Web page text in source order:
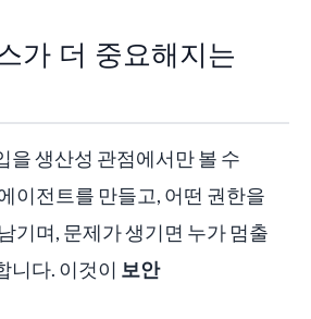
가 더 중요해지는
을 생산성 관점에서만 볼 수
이전트를 만들고, 어떤 권한을
기며, 문제가 생기면 누가 멈출
니다. 이것이 보안